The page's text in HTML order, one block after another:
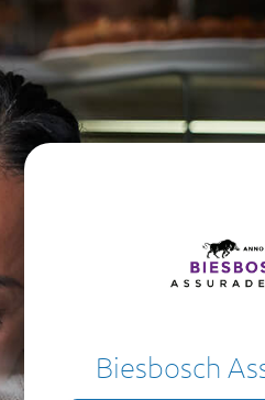
Biesbosch